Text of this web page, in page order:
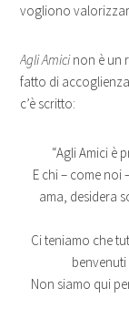
vogliono
Agli Amicinon è un
fatto di
c’è scritto:
“Agli Amici è
E chi – come noi
ama, desidera
Ci teniamo che
Non siamo qui